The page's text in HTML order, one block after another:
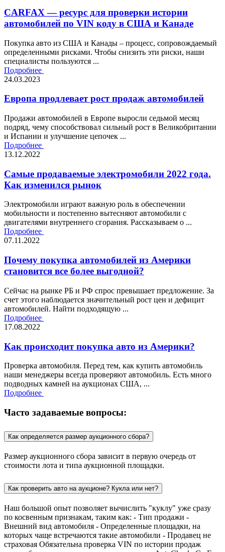
CARFAX — ресурс для проверки истории
автомобилей по VIN коду в США и Канаде
Покупка авто из США и Канады – процесс, сопровождаемый
определенными рисками. Чтобы снизить эти риски, наши
специалисты пользуются ...
Подробнее
24.03.2023
Европа продлевает рост продаж автомобилей
Продажи автомобилей в Европе выросли седьмой месяц
подряд, чему способствовал сильный рост в Великобритании
и Испании и улучшение цепочек ...
Подробнее
13.12.2022
Самые продаваемые электромобили 2022 года.
Как изменился рынок
Электромобили играют важную роль в обеспечении
мобильности и постепенно вытесняют автомобили с
двигателями внутреннего сгорания. Рассказываем о ...
Подробнее
07.11.2022
Почему покупка автомобилей из Америки
становится все более выгодной?
Сейчас на рынке РБ и РФ спрос превышает предложение. За
счет этого наблюдается значительный рост цен и дефицит
автомобилей. Найти подходящую ...
Подробнее
17.08.2022
Как происходит покупка авто из Америки?
Проверка автомобиля. Перед тем, как купить автомобиль
наши менеджеры всегда проверяют автомобиль. Есть много
подводных камней на аукционах США, ...
Подробнее
Часто задаваемые вопросы:
Как определяется размер аукционного сбора?
Размер аукционного сбора зависит в первую очередь от
стоимости лота и типа аукционной площадки.
Как проверить авто на аукционе? Кукла или нет?
Наш большой опыт позволяет вычислить "куклу" уже сразу
по косвенным признакам, таким как: - Тип продажи -
Внешний вид автомобиля - Определенные площадки, на
которых чаще встречаются такие автомобили - Продавец не
страховая Обязательна проверка VIN по истории продаж